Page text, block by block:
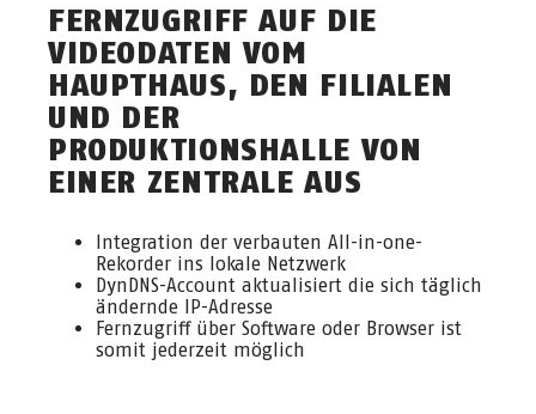
FERNZUGRIFF AUF DIE
VIDEODATEN VOM
HAUPTHAUS, DEN FILIALEN
UND DER
PRODUKTIONSHALLE VON
EINER ZENTRALE AUS
Integration der verbauten All-in-one-
Rekorder ins lokale Netzwerk
DynDNS-Account aktualisiert die sich täglich
ändernde IP-Adresse
Fernzugriff über Software oder Browser ist
somit jederzeit möglich